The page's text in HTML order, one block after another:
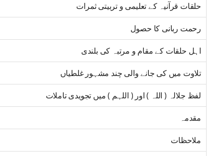
حلقات قرآنیہ کے تعلیمی و تربیتی ثمرات
رحمت ربانی کا حصول
اہل حلقات کے مقام و مرتبہ کی بلندی
تلاوت میں کی جانے والی چند مشہور غلطیاں
لفظ جلالہ ( اللہ ) اور ( اللہم ) میں تجویدی تاملات
مقدمہ
ملاحظات